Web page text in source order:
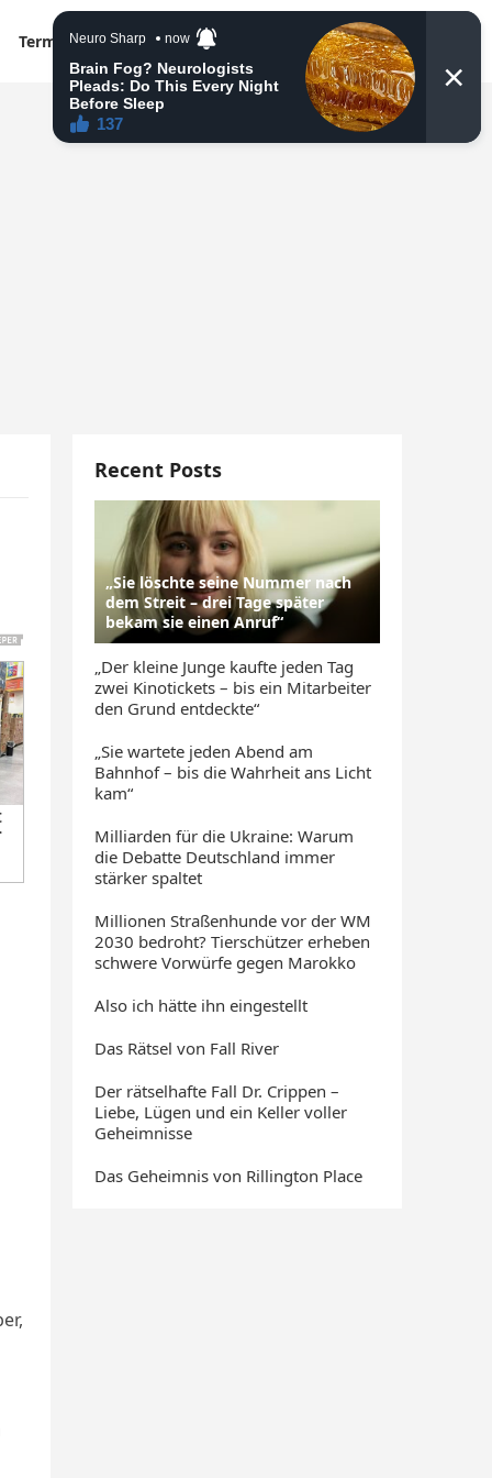
Terms & Conditions
Recent Posts
„Sie löschte seine Nummer nach
dem Streit – drei Tage später
bekam sie einen Anruf“
„Der kleine Junge kaufte jeden Tag
zwei Kinotickets – bis ein Mitarbeiter
den Grund entdeckte“
„Sie wartete jeden Abend am
Bahnhof – bis die Wahrheit ans Licht
kam“
Milliarden für die Ukraine: Warum
die Debatte Deutschland immer
stärker spaltet
Millionen Straßenhunde vor der WM
2030 bedroht? Tierschützer erheben
schwere Vorwürfe gegen Marokko
Also ich hätte ihn eingestellt
Das Rätsel von Fall River
Der rätselhafte Fall Dr. Crippen –
Liebe, Lügen und ein Keller voller
Geheimnisse
Das Geheimnis von Rillington Place